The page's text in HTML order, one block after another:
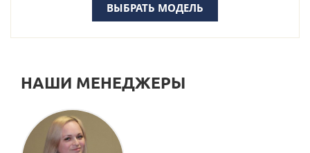
ВЫБРАТЬ МОДЕЛЬ
НАШИ МЕНЕДЖЕРЫ